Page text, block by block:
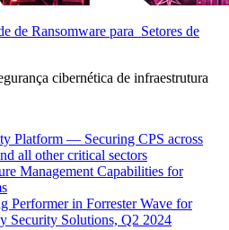
de Ransomware para Setores de
cibernética de infraestrutura
Platform — Securing CPS across
all other critical sectors
Management Capabilities for
Performer in Forrester Wave for
Security Solutions, Q2 2024